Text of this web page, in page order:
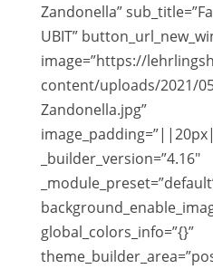
Zandonella”
UBIT”
image=”https://
content/uploads/2021/
Zandonella.jpg”
_builder_version=”4.16″
global_colors_info=”{}”